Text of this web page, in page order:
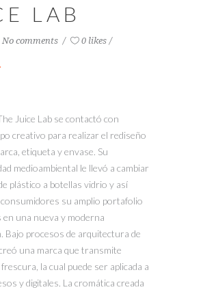
LAB
No comments 0 likes
Juice Lab se contactó con
creativo para realizar el rediseño
etiqueta y envase. Su
medioambiental le llevó a cambiar
plástico a botellas vidrio y así
su amplio portafolio
una nueva y moderna
Bajo procesos de arquitectura de
una marca que transmite
la cual puede ser aplicada a
y digitales. La cromática creada